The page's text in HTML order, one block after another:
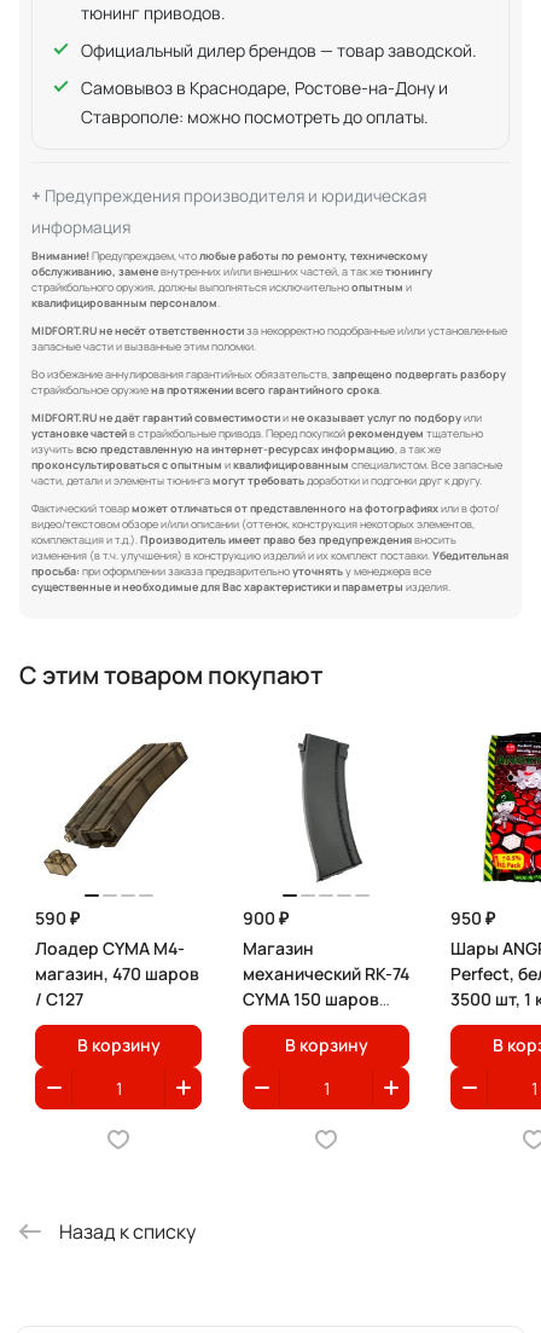
тюнинг приводов.
Официальный дилер брендов — товар заводской.
Самовывоз в Краснодаре, Ростове-на-Дону и
Ставрополе: можно посмотреть до оплаты.
Предупреждения производителя и юридическая
информация
Внимание!Предупреждаем, чтолюбые работы по ремонту, техническому
обслуживанию, заменевнутренних и/или внешних частей, а так жетюнингу
страйкбольного оружия, должны выполняться исключительноопытным и
квалифицированным персоналом.
MIDFORT.RU не несёт ответственностиза некорректно подобранные и/или установленные
запасные части и вызванные этим поломки.
Во избежание аннулирования гарантийных обязательств,запрещено подвергать разбору
страйкбольное оружиена протяжении всего гарантийного срока.
MIDFORT.RU не даёт гарантий совместимостиине оказывает услуг по подборуили
установке частейв страйкбольные привода. Перед покупкойрекомендуем тщательно
изучитьвсю представленную на интернет-ресурсах информацию, а так же
проконсультироваться с опытным иквалифицированным специалистом. Все запасные
части, детали и элементы тюнингамогут требоватьдоработки и подгонки друг к другу.
Фактический товарможет отличаться от представленного на фотографияхили в фото/
видео/текстовом обзоре и/или описании (оттенок, конструкция некоторых элементов,
комплектация и т.д.).Производитель имеет право без предупреждениявносить
изменения (в т.ч. улучшения) в конструкцию изделий и их комплект поставки.Убедительная
просьба: при оформлении заказа предварительноуточнятьу менеджера все
существенные и необходимые для Вас характеристики и параметры изделия.
С этим товаром покупают
590 ₽
Лоадер CYMA M4-
магазин, 470 шаров
/ C127
В корзину
900 ₽
Магазин
механический RK-74
CYMA 150 шаров
черный / C72
В корзину
950 ₽
Шары
Perfect,
3500 шт, 1
В
Назад к списку